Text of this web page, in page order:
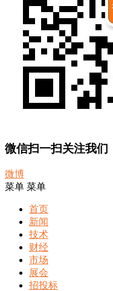
微信扫一扫关注我们
微博
菜单 菜单
首页
新闻
技术
财经
市场
展会
招投标